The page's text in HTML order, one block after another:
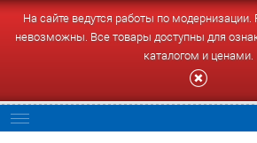
На сайте ведутся работы по модернизации.
невозможны. Все товары доступны для
каталогом и ценами.